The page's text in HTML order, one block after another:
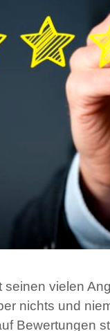
vielen
nichts und
Bewertungen